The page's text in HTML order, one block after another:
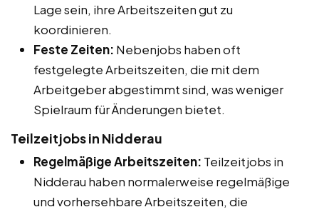
Lage sein, ihre Arbeitszeiten gut zu
koordinieren.
Feste Zeiten: Nebenjobs haben oft
festgelegte Arbeitszeiten, die mit dem
Arbeitgeber abgestimmt sind, was weniger
Spielraum für Änderungen bietet.
Teilzeitjobs in Nidderau
Regelmäßige Arbeitszeiten: Teilzeitjobs in
Nidderau haben normalerweise regelmäßige
und vorhersehbare Arbeitszeiten, die